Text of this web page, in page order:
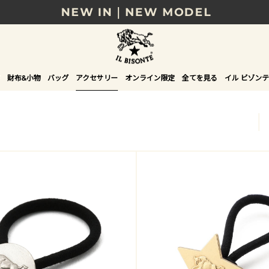
NEW IN｜NEW MODEL
8/17(月)10時まで｜税込11,000円以上で送料無料
贈る相手やシーンから選べる、新しいギフトガイ
NEW IN｜COLOR LEATHER
財布&小物 バッグ アクセサリー オンライン限定 全てを見る イル ビゾン